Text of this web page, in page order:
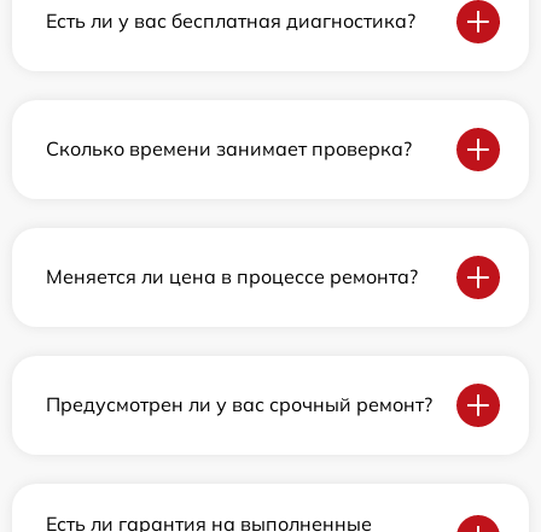
Есть ли у вас бесплатная диагностика?
Сколько времени занимает проверка?
Меняется ли цена в процессе ремонта?
Предусмотрен ли у вас срочный ремонт?
Есть ли гарантия на выполненные